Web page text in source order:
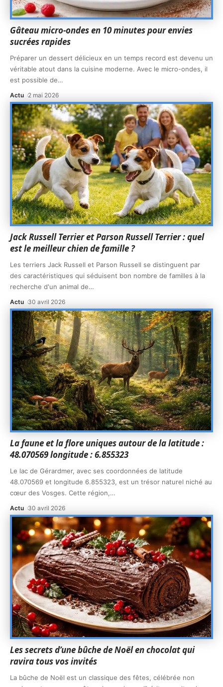
Gâteau micro-ondes en 10 minutes pour envies
sucrées rapides
Préparer un dessert délicieux en un temps record est devenu un
véritable atout dans la cuisine moderne. Avec le micro-ondes, il
est possible de…
Actu 2 mai 2026
Jack Russell Terrier et Parson Russell Terrier : quel
est le meilleur chien de famille ?
Les terriers Jack Russell et Parson Russell se distinguent par
des caractéristiques qui séduisent bon nombre de familles à la
recherche d'un animal de…
Actu 30 avril 2026
La faune et la flore uniques autour de la latitude :
48.070569 longitude : 6.855323
Le lac de Gérardmer, avec ses coordonnées de latitude
48.070569 et longitude 6.855323, est un trésor naturel niché au
cœur des Vosges. Cette région,…
Actu 30 avril 2026
Les secrets d’une bûche de Noël en chocolat qui
ravira tous vos invités
La bûche de Noël est un classique des fêtes, célébrée non